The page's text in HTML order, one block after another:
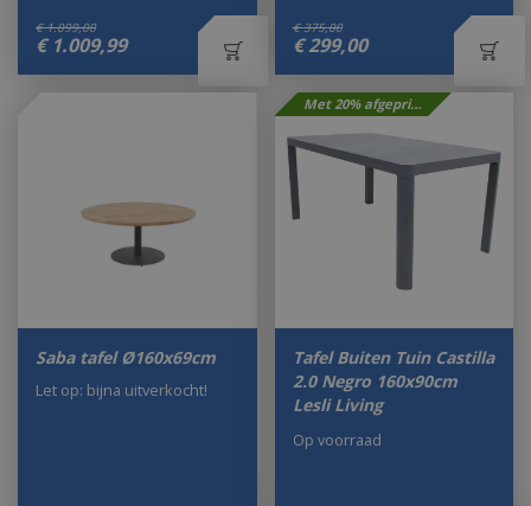
€ 1.099,00
€ 1.009,99
€ 375,00
€ 299,00
Saba tafel Ø160x69cm
Let op: bijna uitverkocht!
Met 20% afgeprijsd
Tafel Buiten Tuin Castilla
2.0 Negro 160x90cm
Lesli Living
Op voorraad